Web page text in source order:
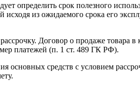
определить срок полезного
исходя из ожидаемого срока его
Договор о продаже товара
платежей (п. 1 ст. 489 ГК РФ).
средств с условием